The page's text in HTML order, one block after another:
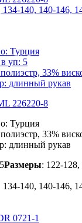
134-140, 140-146,
Турция
уп: 5
33%
длинный рукав
226220-8
Турция
33%
длинный рукав
Размеры: 122-
134-140, 140-146,